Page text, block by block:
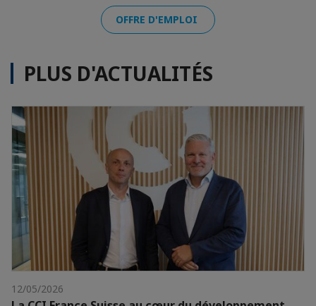
OFFRE D'EMPLOI
PLUS D'ACTUALITÉS
12/05/2026